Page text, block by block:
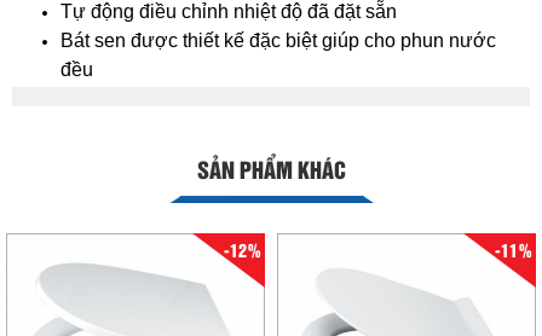
Tự động điều chỉnh nhiệt độ đã đặt sẵn
Bát sen được thiết kế đặc biệt giúp cho phun nước
đều
SẢN PHẨM KHÁC
-12% -11%